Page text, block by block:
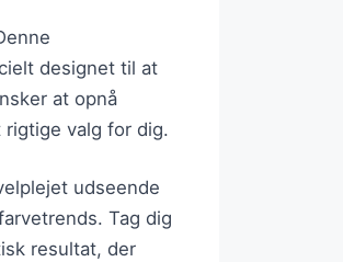
designet til at
at opnå
valg for dig.
udseende
Tag dig
resultat, der